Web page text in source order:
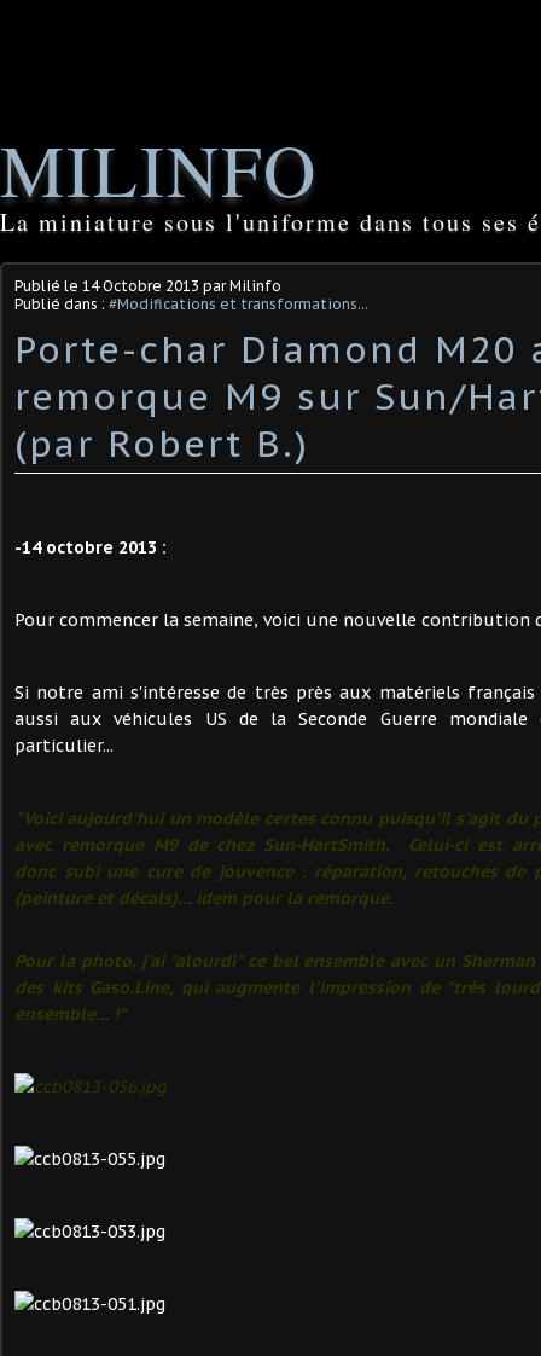
MILINFO
La miniature sous l'uniforme dans tous ses
Publié le 14 Octobre 2013 par Milinfo
Publié dans : #Modifications et transformations...
Porte-char Diamond M20
remorque M9 sur Sun/
(par Robert B.)
-14 octobre 2013 :
Pour commencer la semaine, voici une nouvelle contribution
Si notre ami s'intéresse de très près aux matériels français
aussi aux véhicules US de la Seconde Guerre
particulier...
"Voici aujourd'hui un modèle certes connu puisqu'il s'agit du
avec remorque M9 de chez Sun-HartSmith. Celui-ci est
donc subi une cure de jouvence : réparation, retouches de
(peinture et décals)... idem pour la remorque.
Pour la photo, j'ai "alourdi" ce bel ensemble avec un
des kits Gaso.Line, qui augmente l'impression de "très
ensemble... !"